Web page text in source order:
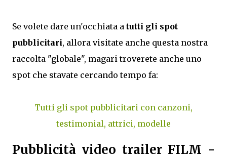
Se volete dare un'occhiata a tutti gli spot
pubblicitari, allora visitate anche questa nostra
raccolta "globale", magari troverete anche uno
spot che stavate cercando tempo fa:
Tutti gli spot pubblicitari con canzoni,
testimonial, attrici, modelle
Pubblicità video trailer FILM -